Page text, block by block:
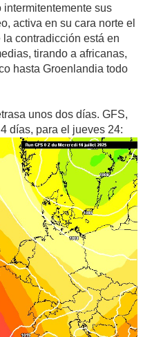
sus
activa en su cara norte el
contradicción está en
tirando a africanas,
hasta Groenlandia todo
unos dos días. GFS,
días, para el jueves 24: